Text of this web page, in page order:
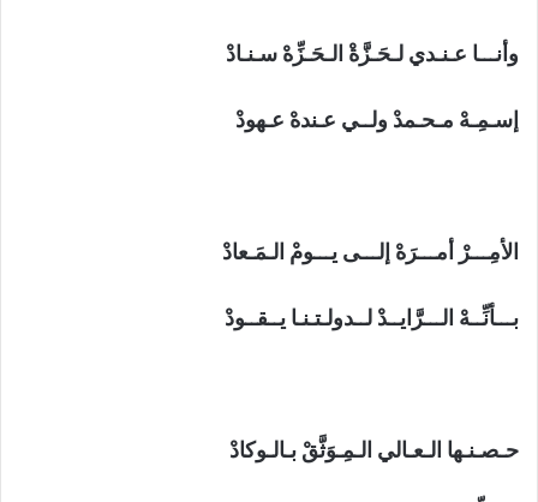
وأنـــا عـنـدي لـحَـزَّةْ الـحَـزِّهْ سـنـادْ
إسـمِـهْ مـحـمدْ ولــي عـندهْ عـهودْ
الأمِـــرْ أمـــرَهْ إلـــى يـــومْ الـمَـعادْ
بـــأنِّــهْ الـــرَّايــدْ لــدولـتـنـا يــقــودْ
حـصـنـها الـعـالي الـمِـوَثَّقْ بـالـوكادْ